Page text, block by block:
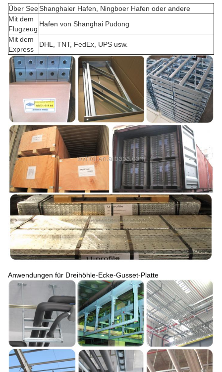
Über SeeShanghaier Hafen, Ningboer Hafen oder andere
Mit dem
Flugzeug
Hafen von Shanghai Pudong
Mit dem
Express
DHL, TNT, FedEx, UPS usw.
Anwendungen für Dreihöhle-Ecke-Gusset-Platte